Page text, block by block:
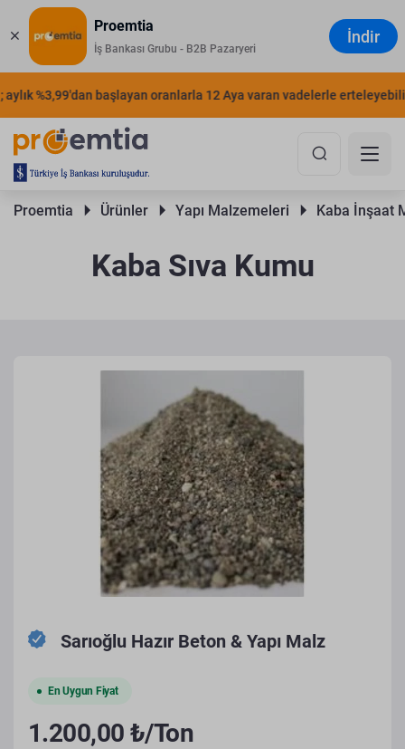
Proemtia
İş Bankası Grubu - B2B Pazaryeri
İndir
%3,99'dan başlayan oranlarla 12 Aya varan vadelerle
Proemtia Ürünler Yapı Malzemeleri Kaba İnşaat
Kaba Sıva Kumu
Sarıoğlu Hazır Beton & Yapı Malz
En Uygun Fiyat
1.200,00 ₺/Ton